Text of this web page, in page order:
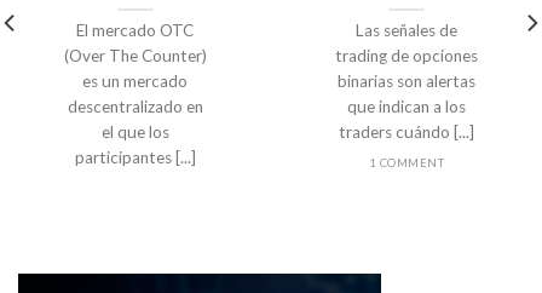
El mercado OTC
(Over The Counter)
es un mercado
descentralizado en
el que los
participantes [...]
Las señales de
trading de opciones
binarias son alertas
que indican a los
traders cuándo [...]
1 COMMENT